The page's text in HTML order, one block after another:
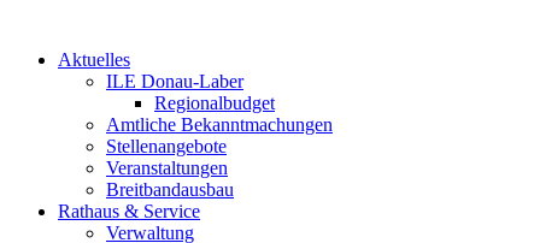
Aktuelles
ILE Donau-Laber
Regionalbudget
Amtliche Bekanntmachungen
Stellenangebote
Veranstaltungen
Breitbandausbau
Rathaus & Service
Verwaltung